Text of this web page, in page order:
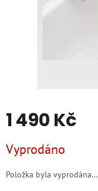
1 490 Kč
cena:
Vyprodáno
Položka byla vyprodána…